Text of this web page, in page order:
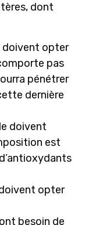
dont
doivent opter
pas
pénétrer
dernière
doivent
est
opter
besoin de